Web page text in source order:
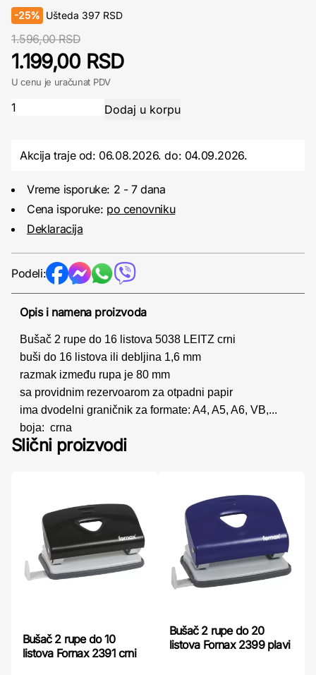
-25% Ušteda 397 RSD
1.596,00 RSD
1.199,00 RSD
U cenu je uračunat PDV
Akcija traje od: 06.08.2026.do: 04.09.2026.
Vreme isporuke: 2 - 7 dana
Cena isporuke: po cenovniku
Deklaracija
Podeli:
Opis i namena proizvoda
Bušač 2 rupe do 16 listova 5038 LEITZ crni
buši do 16 listova ili debljina 1,6 mm
razmak između rupa je 80 mm
sa providnim rezervoarom za otpadni papir
ima dvodelni graničnik za formate: A4, A5, A6, VB,...
boja: crna
Slični proizvodi
Bušač 2 rupe do 10
listova Fornax 2391 crni
Bušač 2 rupe do 20
listova Fornax 2399 plavi